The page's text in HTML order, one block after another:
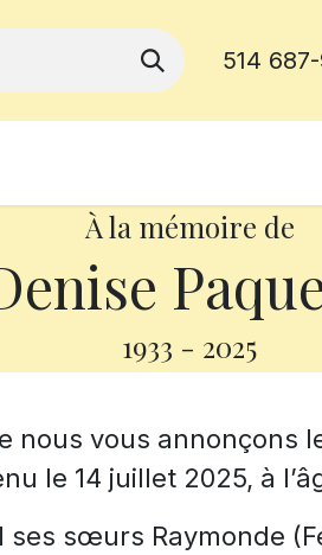
514
À la mémoire de
1933 - 2025
nous vous annonçons
le 14 juillet 2025, à
ses sœurs Raymonde